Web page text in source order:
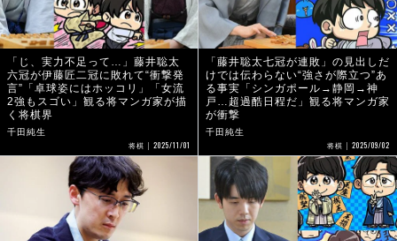
「じ、実力不足って…」藤井聡太
六冠が伊藤匠二冠に敗れて“衝撃発
言”「卓球姿にはホッコリ」「女流
2強もスゴい」観る将マンガ家が描
く将棋界
千田純生
将棋 2025/11/01
「藤井聡太七冠が連敗」の見出しだ
けでは伝わらない“強さが際立つ”あ
る事実「シンガポール→静岡→神
戸…超過酷日程だ」観る将マンガ家
が衝撃
千田純生
将棋 2025/09/02